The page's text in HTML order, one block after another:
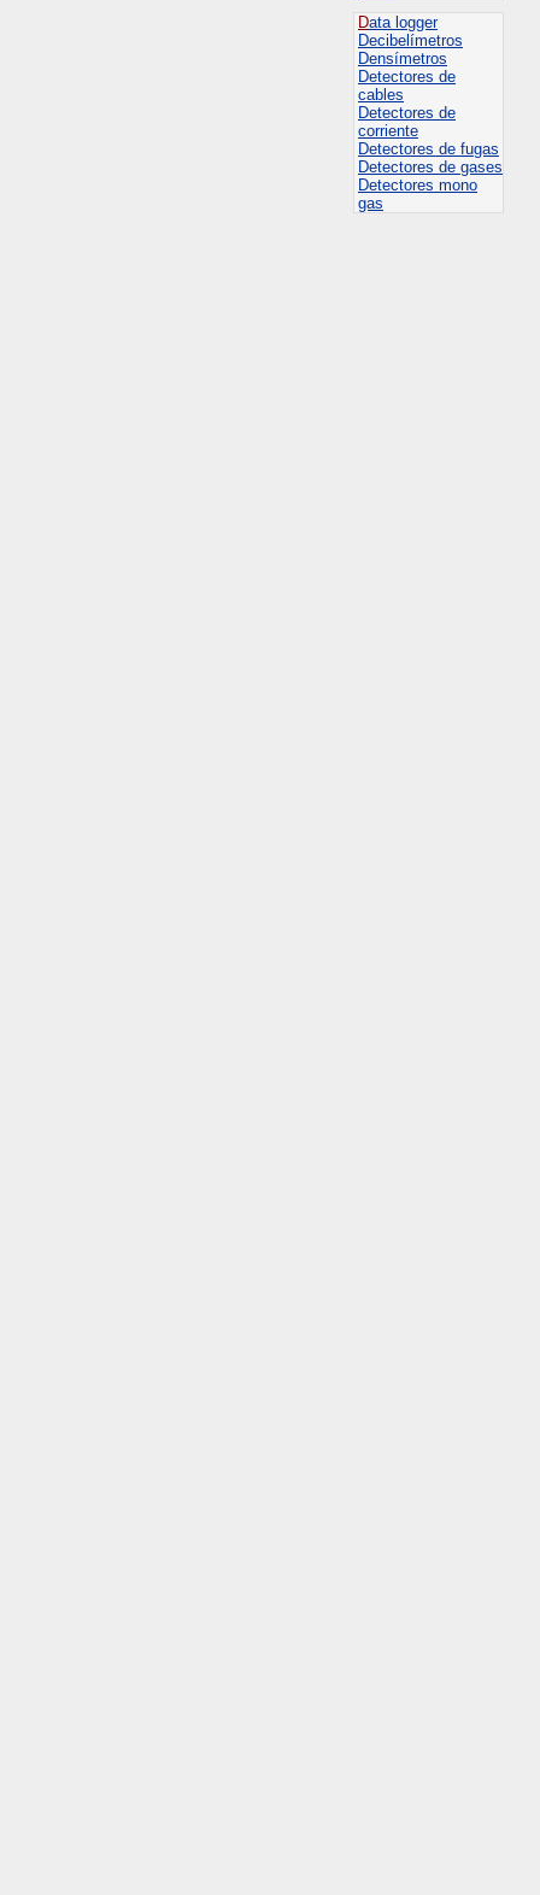
Data logger
Decibelímetros
Densímetros
Detectores de
cables
Detectores de
corriente
Detectores de fugas
Detectores de gases
Detectores mono
gas